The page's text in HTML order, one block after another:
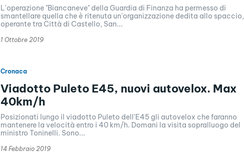
L'operazione "Biancaneve" della Guardia di Finanza ha permesso di
smantellare quella che è ritenuta un'organizzazione dedita allo spaccio,
operante tra Città di Castello, San...
1 Ottobre 2019
Cronaca
Viadotto Puleto E45, nuovi autovelox. Max
40km/h
Posizionati lungo il viadotto Puleto dell'E45 gli autovelox che faranno
mantenere la velocità entro i 40 km/h. Domani la visita sopralluogo del
ministro Toninelli. Sono...
14 Febbraio 2019